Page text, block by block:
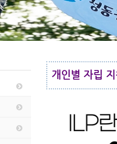
개인별 자립